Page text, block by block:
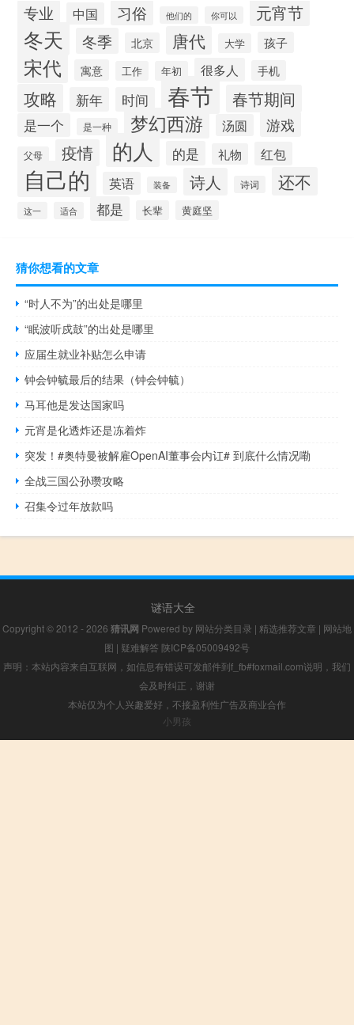
专业 中国 习俗 他们的 你可以 元宵节
冬天 冬季 北京 唐代 大学 孩子
宋代 寓意 工作 年初 很多人 手机
攻略 新年 时间 春节 春节期间
是一个 是一种 梦幻西游 汤圆 游戏
父母 疫情 的人 的是 礼物 红包
自己的 英语 装备 诗人 诗词 还不
这一 适合 都是 长辈 黄庭坚
猜你想看的文章
“时人不为”的出处是哪里
“眠波听戍鼓”的出处是哪里
应届生就业补贴怎么申请
钟会钟毓最后的结果（钟会钟毓）
马耳他是发达国家吗
元宵是化透炸还是冻着炸
突发！#奥特曼被解雇OpenAI董事会内讧# 到底什么情况嘞
全战三国公孙瓒攻略
召集令过年放款吗
谜语大全
Copyright © 2012 - 2026 猜讯网 Powered by 网站分类目录 | 精选推荐文章 | 网站地
图 | 疑难解答 陕ICP备05009492号
声明：本站内容来自互联网，如信息有错误可发邮件到f_fb#foxmail.com说明，我们
会及时纠正，谢谢
本站仅为个人兴趣爱好，不接盈利性广告及商业合作
小男孩